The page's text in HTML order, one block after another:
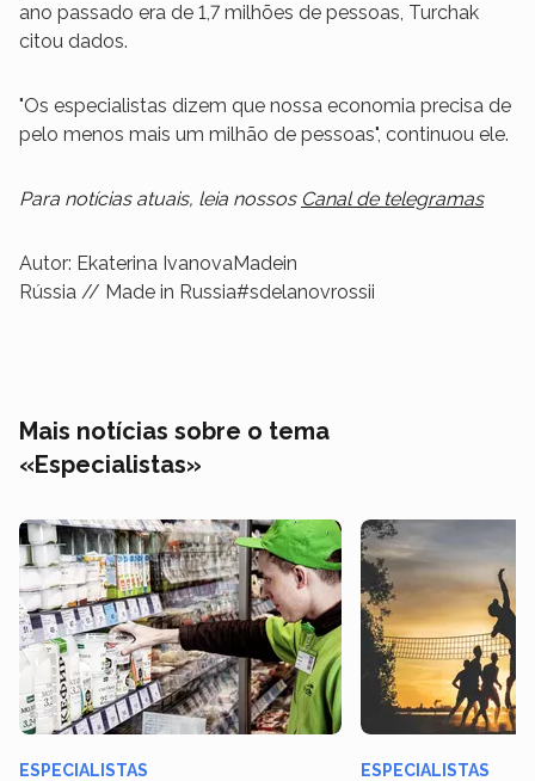
ano passado era de 1,7 milhões de pessoas, Turchak
citou dados.
"Os especialistas dizem que nossa economia precisa de
pelo menos mais um milhão de pessoas", continuou ele.
Para notícias atuais, leia nossos Canal de telegramas
Autor: Ekaterina IvanovaMadein
Rússia // Made in Russia#sdelanovrossii
Mais notícias sobre o tema
«Especialistas»
ESPECIALISTAS ESPECIALISTAS